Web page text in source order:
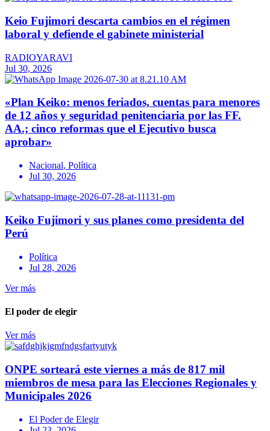
Keio Fujimori descarta cambios en el régimen
laboral y defiende el gabinete ministerial
RADIOYARAVI
Jul 30, 2026
«Plan Keiko: menos feriados, cuentas para menores
de 12 años y seguridad penitenciaria por las FF.
AA.; cinco reformas que el Ejecutivo busca
aprobar»
Nacional, Política
Jul 30, 2026
Keiko Fujimori y sus planes como presidenta del
Perú
Política
Jul 28, 2026
Ver más
El poder de elegir
Ver más
ONPE sorteará este viernes a más de 817 mil
miembros de mesa para las Elecciones Regionales y
Municipales 2026
El Poder de Elegir